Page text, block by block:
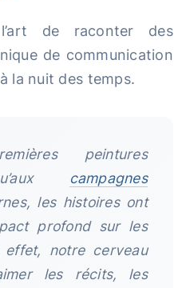
de raconter des
de communication
la nuit des temps.
peintures
campagnes
les histoires ont
profond sur les
effet, notre cerveau
les récits, les